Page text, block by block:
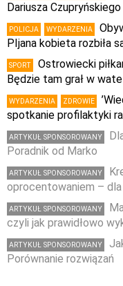
Dariusza
POLICJA WYDARZENIA
PIjana kobieta rozbiła
SPORT
Ostrowiecki
Będzie tam grał w
WYDARZENIA ZDROWIE
spotkanie profilaktyki
ARTYKUŁ SPONSOROWANY
Poradnik od Marko
ARTYKUŁ SPONSOROWANY
oprocentowaniem –
ARTYKUŁ SPONSOROWANY
czyli jak prawidłowo
ARTYKUŁ SPONSOROWANY
Porównanie rozwiązań